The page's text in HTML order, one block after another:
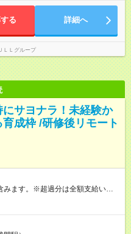
なる部分があります。 雇用形態：
月給 230,000円以上 上記額にはみ
分は全額支給いたします。 みな
間中（最大12ヶ月間）も、試用期
る 詳細へ
ＬＬグループ
サヨナラ！未経験か
成枠 /研修後リモート
ます。※超過分は全額支給いたし
／月 みなし残業時間 12時間／月 -
≪経験者の方は以下と
種手当 ※固定残業代（30時間/6